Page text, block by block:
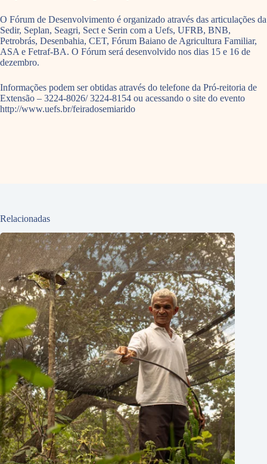
O Fórum de Desenvolvimento é organizado através das articulações da
Sedir, Seplan, Seagri, Sect e Serin com a Uefs, UFRB, BNB,
Petrobrás, Desenbahia, CET, Fórum Baiano de Agricultura Familiar,
ASA e Fetraf-BA. O Fórum será desenvolvido nos dias 15 e 16 de
dezembro.
Informações podem ser obtidas através do telefone da Pró-reitoria de
Extensão – 3224-8026/ 3224-8154 ou acessando o site do evento
http://www.uefs.br/feiradosemiarido
Relacionadas